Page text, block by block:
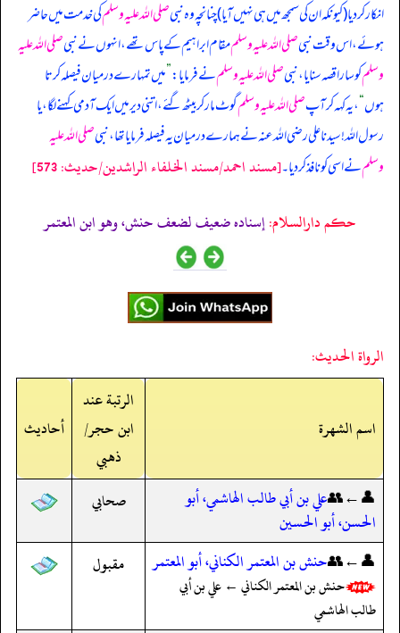
انکار کر دیا (کیونکہ ان کی سمجھ میں ہی نہیں آیا) چنانچہ وہ نبیصلی اللہ علیہ وسلمکی خدمت میں حاضر
ہوئے، اس وقت نبیصلی اللہ علیہ وسلممقام ابراہیم کے پاس تھے، انہوں نے نبیصلی اللہ علیہ
وسلمکو سارا قصہ سنایا، نبیصلی اللہ علیہ وسلمنے فرمایا:”میں تمہارے درمیان فیصلہ کرتا
ہوں“، یہ کہہ کر آپصلی اللہ علیہ وسلمگوٹ مار کر بیٹھ گئے، اتنی دیر میں ایک آدمی کہنے لگا، یا
رسول اللہ! سیدنا علی رضی اللہ عنہ نے ہمارے درمیان یہ فیصلہ فرمایا تھا، نبیصلی اللہ علیہ
وسلمنے اسی کو نافذ کر دیا۔[مسند احمد/مسند الخلفاء الراشدين/حدیث: 573]
حکم دارالسلام:إسناده ضعيف لضعف حنش، وهو ابن المعتمر
الرواة الحديث:
اسم الشهرة
الرتبة عند
ابن حجر/
ذهبي
أحاديث
👤←👥علي بن أبي طالب الهاشمي، أبو
الحسن، أبو الحسين
صحابي
👤←👥حنش بن المعتمر الكناني، أبو المعتمر
حنش بن المعتمر الكناني ← علي بن أبي
طالب الهاشمي
مقبول